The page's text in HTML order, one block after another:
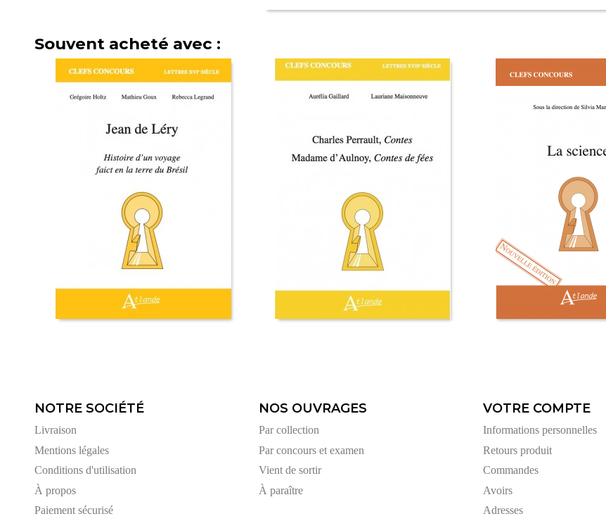
Souvent acheté avec :
NOTRE SOCIÉTÉ
Livraison
Mentions légales
Conditions d'utilisation
À propos
Paiement sécurisé
NOS OUVRAGES
Par collection
Par concours et examen
Vient de sortir
À paraître
VOTRE COMPTE
Informations personnelles
Retours produit
Commandes
Avoirs
Adresses